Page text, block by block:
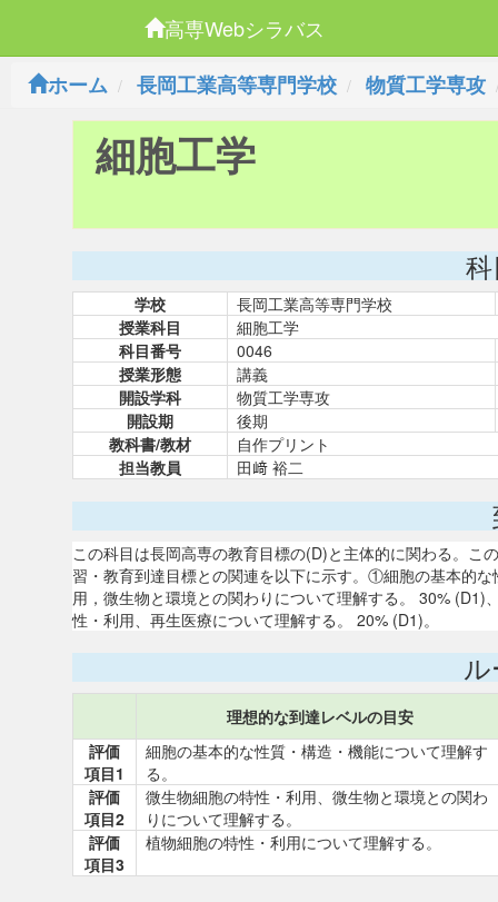
高専Webシラバス
ホーム
長岡工業高等専門学校 物質工学専攻
細胞工学
学校
長岡工業高等専門学校
授業科目
細胞工学
科目番号
0046
授業形態
講義
開設学科
物質工学専攻
開設期
後期
教科書/教材
自作プリント
担当教員
田﨑 裕二
この科目は長岡高専の教育目標の(D)と主体的に関わる。こ
習・教育到達目標との関連を以下に示す。①細胞の基本的
用，微生物と環境との関わりについて理解する。 30%
性・利用、再生医療について理解する。 20% (D1)。
理想的な到達レベルの目安
評価
項目1
細胞の基本的な性質・構造・機能について理解す
る。
評価
項目2
微生物細胞の特性・利用、微生物と環境との関わ
りについて理解する。
評価
項目3
植物細胞の特性・利用について理解する。